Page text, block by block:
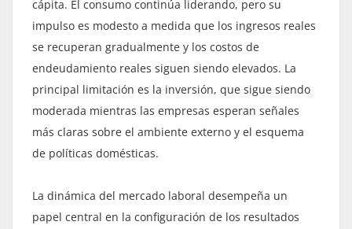
cápita. El consumo continúa liderando, pero su
impulso es modesto a medida que los ingresos reales
se recuperan gradualmente y los costos de
endeudamiento reales siguen siendo elevados. La
principal limitación es la inversión, que sigue siendo
moderada mientras las empresas esperan señales
más claras sobre el ambiente externo y el esquema
de políticas domésticas.
La dinámica del mercado laboral desempeña un
papel central en la configuración de los resultados